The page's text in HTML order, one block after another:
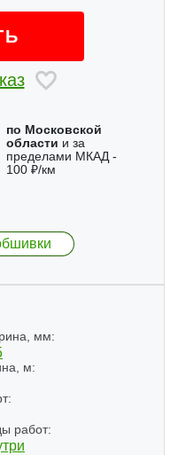
по Московской
области и за
пределами МКАД -
100 ₽/км
мм:
м:
работ: